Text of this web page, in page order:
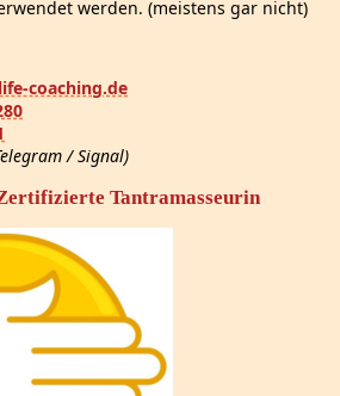
werden. (meistens gar nicht)
coaching.de
/ Signal)
Tantramasseurin